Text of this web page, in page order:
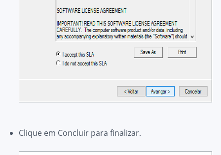
Clique em Concluirpara finalizar.